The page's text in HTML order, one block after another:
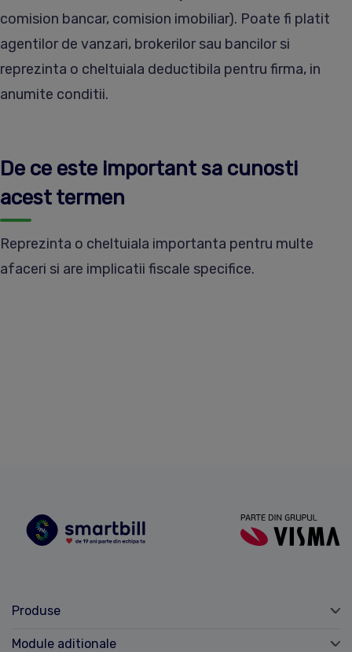
comision bancar, comision imobiliar). Poate fi platit
agentilor de vanzari, brokerilor sau bancilor si
reprezinta o cheltuiala deductibila pentru firma, in
anumite conditii.
De ce este important sa cunosti
acest termen
Reprezinta o cheltuiala importanta pentru multe
afaceri si are implicatii fiscale specifice.
Produse
Module aditionale